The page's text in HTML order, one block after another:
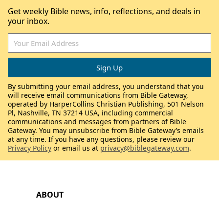
ABOUT
Get weekly Bible news, info, reflections, and deals in
your inbox.
By submitting your email address, you understand that you
will receive email communications from Bible Gateway,
operated by HarperCollins Christian Publishing, 501 Nelson
Pl, Nashville, TN 37214 USA, including commercial
communications and messages from partners of Bible
Gateway. You may unsubscribe from Bible Gateway’s emails
at any time. If you have any questions, please review our
Privacy Policy or email us at privacy@biblegateway.com.